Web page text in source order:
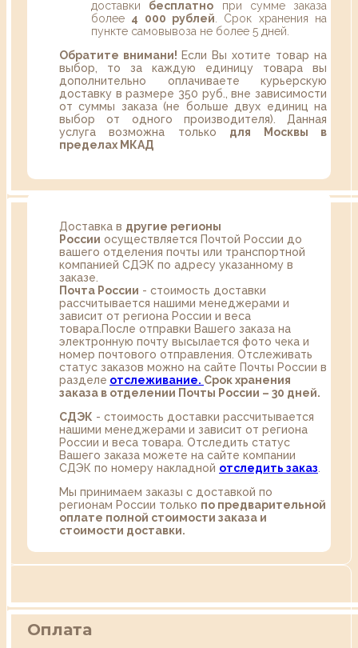
доставки бесплатно при сумме заказа
более 4 000 рублей . Срок хранения на
пункте самовывоза не более 5 дней.
Обратите внимани! Если Вы хотите товар на
выбор, то за каждую единицу товара вы
дополнительно оплачиваете курьерскую
доставку в размере 350 руб., вне зависимости
от суммы заказа (не больше двух единиц на
выбор от одного производителя). Данная
услуга возможна только для Москвы в
пределах МКАД
Доставка в другие регионы
России осуществляется Почтой России до
вашего отделения почты или транспортной
компанией СДЭК по адресу указанному в
заказе.
Почта России - стоимость доставки
рассчитывается нашими менеджерами и
зависит от региона России и веса
товара.После отправки Вашего заказа на
электронную почту высылается фото чека и
номер почтового отправления. Отслеживать
статус заказов можно на сайте Почты России в
разделе oтслеживание. Срок хранения
заказа в отделении Почты России – 30 дней.
СДЭК - стоимость доставки рассчитывается
нашими менеджерами и зависит от региона
России и веса товара. Отследить статус
Вашего заказа можете на сайте компании
СДЭК по номеру накладной отследить заказ
Мы принимаем заказы с доставкой по
регионам России только по предварительной
оплате полной стоимости заказа и
стоимости доставки.
Оплата